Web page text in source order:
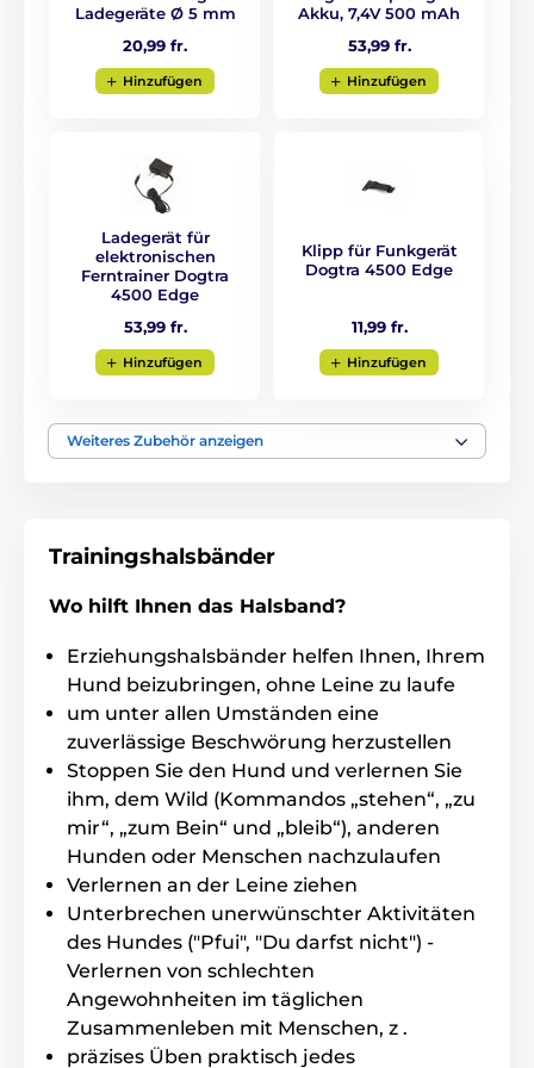
Reichweite
Hund ohne Leine bis zu einer Entfernung
von1600 Metern
Art der Korrektion
Dogtra 4500 Edge benutzt zur Korrektion
Vibration und elektrostatisches Impus
(kurz/ lang/ in 127 Stufen einstellbar). Die
Warnung für den Hund kann somit sehr zart sein. Das
Halsband passen Sie Ihrem Hund an. Stärke der
Impusle können Sie jederzeit ändern.
Batterie und Aufladung
Das Funkgerät und der Empfäger von
Dogtry 4500 Edge werden mit einem
austauschbaren und schnellaufladenden
Li- Po Akkumulator mit einer Kapazität von 850mAh
(Sender) und 500mAh (Empfänger) geladen. Die
Betriebslaufzeit des Funkgeräts und des Halsbandes
Ladegeräte Ø 5 mm
20,99 fr.
Hinzufügen
Akku, 7,4V 500 mAh
53,99 fr.
Hinzufügen
Ladegerät für
elektronischen
Ferntrainer Dogtra
4500 Edge
53,99 fr.
Hinzufügen
Klipp für Funkgerät
Dogtra 4500 Edge
11,99 fr.
Hinzufügen
Weiteres Zubehör anzeigen
Trainingshalsbänder
Wo hilft Ihnen das Halsband?
Erziehungshalsbänder helfen Ihnen, Ihrem
Hund beizubringen, ohne Leine zu laufe
um unter allen Umständen eine
zuverlässige Beschwörung herzustellen
Stoppen Sie den Hund und verlernen Sie
ihm, dem Wild (Kommandos „stehen“, „zu
mir“, „zum Bein“ und „bleib“), anderen
Hunden oder Menschen nachzulaufen
Verlernen an der Leine ziehen
Unterbrechen unerwünschter Aktivitäten
des Hundes ("Pfui", "Du darfst nicht") -
Verlernen von schlechten
Angewohnheiten im täglichen
Zusammenleben mit Menschen, z .
präzises Üben praktisch jedes